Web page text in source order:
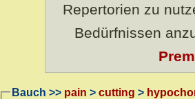
Repertorien zu
Bedürfnissen
Bauch >> pain > cutting >